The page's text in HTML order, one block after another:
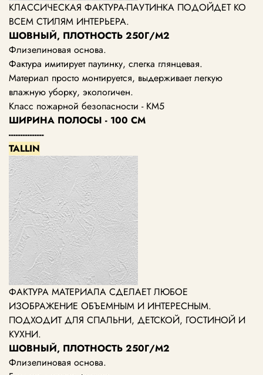
КЛАССИЧЕСКАЯ ФАКТУРА-ПАУТИНКА ПОДОЙДЕТ КО
ВСЕМ СТИЛЯМ ИНТЕРЬЕРА.
ШОВНЫЙ, ПЛОТНОСТЬ 250Г/М2
Флизелиновая основа.
Фактура имитирует паутинку, слегка глянцевая.
Материал просто монтируется, выдерживает легкую
влажную уборку, экологичен.
Класс пожарной безопасности - КМ5
ШИРИНА ПОЛОСЫ - 100 СМ
---------------
TALLIN
ФАКТУРА МАТЕРИАЛА СДЕЛАЕТ ЛЮБОЕ
ИЗОБРАЖЕНИЕ ОБЪЕМНЫМ И ИНТЕРЕСНЫМ.
ПОДХОДИТ ДЛЯ СПАЛЬНИ, ДЕТСКОЙ, ГОСТИНОЙ И
КУХНИ.
ШОВНЫЙ, ПЛОТНОСТЬ 250Г/М2
Флизелиновая основа.